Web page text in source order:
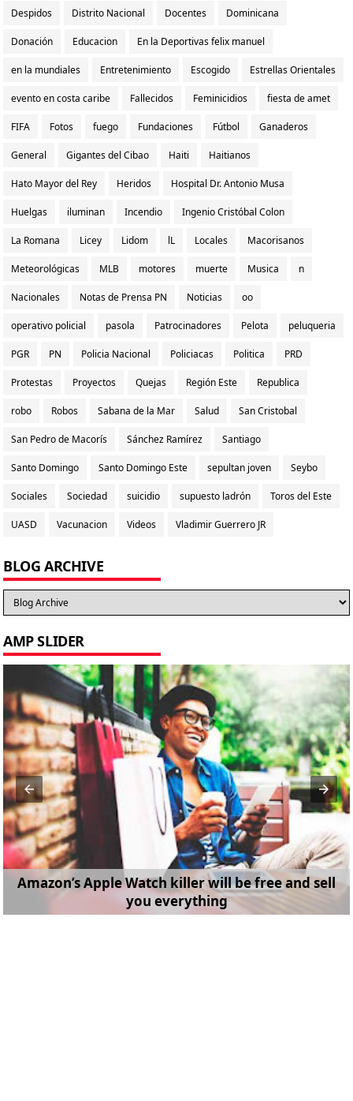
Despidos Distrito Nacional Docentes Dominicana
Donación Educacion En la Deportivas felix manuel
en la mundiales Entretenimiento Escogido Estrellas Orientales
evento en costa caribe Fallecidos Feminicidios fiesta de amet
FIFA Fotos fuego Fundaciones Fútbol Ganaderos
General Gigantes del Cibao Haiti Haitianos
Hato Mayor del Rey Heridos Hospital Dr. Antonio Musa
Huelgas iluminan Incendio Ingenio Cristóbal Colon
La Romana Licey Lidom lL Locales Macorisanos
Meteorológicas MLB motores muerte Musica n
Nacionales Notas de Prensa PN Noticias oo
operativo policial pasola Patrocinadores Pelota peluqueria
PGR PN Policia Nacional Policiacas Politica PRD
Protestas Proyectos Quejas Región Este Republica
robo Robos Sabana de la Mar Salud San Cristobal
San Pedro de Macorís Sánchez Ramírez Santiago
Santo Domingo Santo Domingo Este sepultan joven Seybo
Sociales Sociedad suicidio supuesto ladrón Toros del Este
UASD Vacunacion Videos Vladimir Guerrero JR
BLOG ARCHIVE
AMP SLIDER
Amazon’s Apple Watch killer will be free and sell
you everything